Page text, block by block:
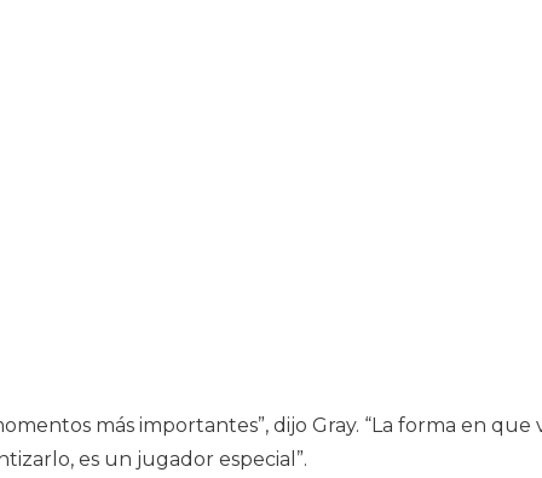
más importantes”, dijo Gray. “La forma en que
es un jugador especial”.